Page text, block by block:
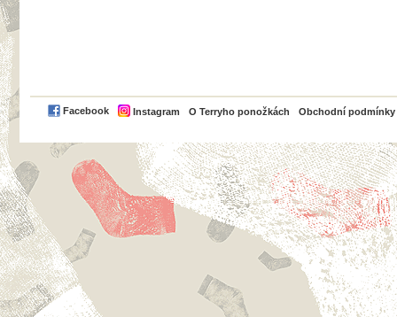
Facebook Instagram O Terryho ponožkách Obchodní podmínky
PayPal